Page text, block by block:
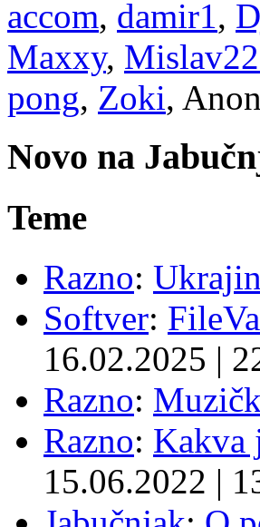
accom, damir1,
Maxxy,
pong, Zoki,
Novo na
Teme
Razno:
Softver:
16.02.2025 |
Razno:
Razno: Kakva
15.06.2022 |